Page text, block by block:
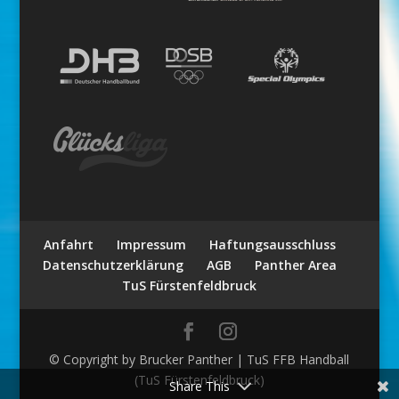
Anfahrt Impressum
Haftungsausschluss
Datenschutzerklärung
AGB
Panther Area
TuS Fürstenfeldbruck
© Copyright by Brucker Panther | TuS FFB Handball
(TuS Fürstenfeldbruck)
Share This